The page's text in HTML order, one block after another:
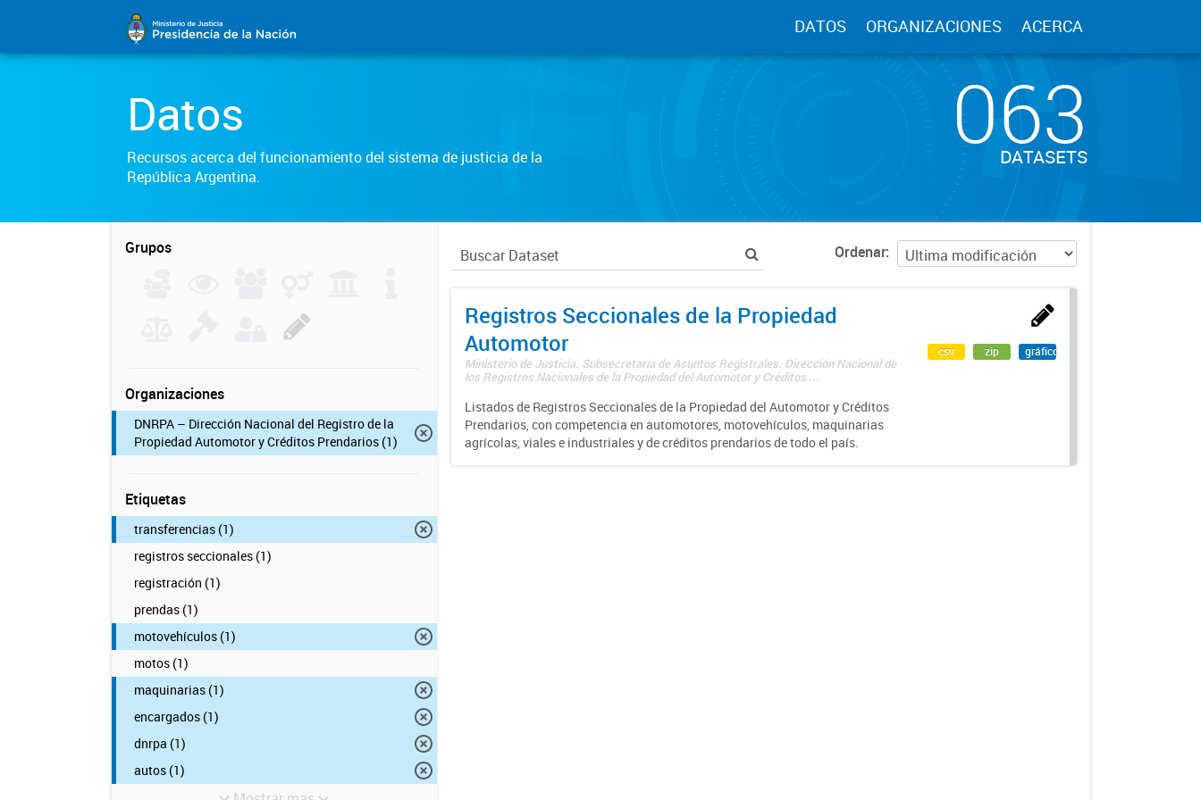
DATOS ORGANIZACIONES ACERCA
Datos
Recursos acerca del funcionamiento del sistema de justicia de la
República Argentina.
063
DATASETS
Grupos
Organizaciones
DNRPA – Dirección Nacional del Registro de la
Propiedad Automotor y Créditos Prendarios (1)
Etiquetas
transferencias (1)
registros seccionales (1)
registración (1)
prendas (1)
motovehículos (1)
motos (1)
maquinarias (1)
encargados (1)
dnrpa (1)
autos (1)
Ordenar
Registros Seccionales de la Propiedad
Automotor
Ministerio de Justicia. Subsecretaría de Asuntos Registrales. Dirección Nacional de
los Registros Nacionales de la Propiedad del Automotor y Créditos ...
Listados de Registros Seccionales de la Propiedad del Automotor y Créditos
Prendarios, con competencia en automotores, motovehículos, maquinarias
agrícolas, viales e industriales y de créditos prendarios de todo el país.
csv zip gráfico